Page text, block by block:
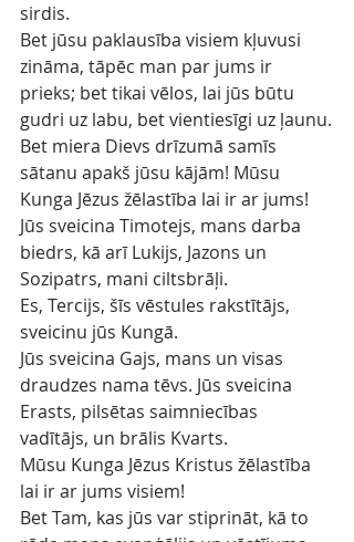
sirdis.
Bet jūsu paklausība visiem kļuvusi
zināma, tāpēc man par jums ir
prieks; bet tikai vēlos, lai jūs būtu
gudri uz labu, bet vientiesīgi uz ļaunu.
Bet miera Dievs drīzumā samīs
sātanu apakš jūsu kājām! Mūsu
Kunga Jēzus žēlastība lai ir ar jums!
Jūs sveicina Timotejs, mans darba
biedrs, kā arī Lukijs, Jazons un
Sozipatrs, mani ciltsbrāļi.
Es, Tercijs, šīs vēstules rakstītājs,
sveicinu jūs Kungā.
Jūs sveicina Gajs, mans un visas
draudzes nama tēvs. Jūs sveicina
Erasts, pilsētas saimniecības
vadītājs, un brālis Kvarts.
Mūsu Kunga Jēzus Kristus žēlastība
lai ir ar jums visiem!
Bet Tam, kas jūs var stiprināt, kā to